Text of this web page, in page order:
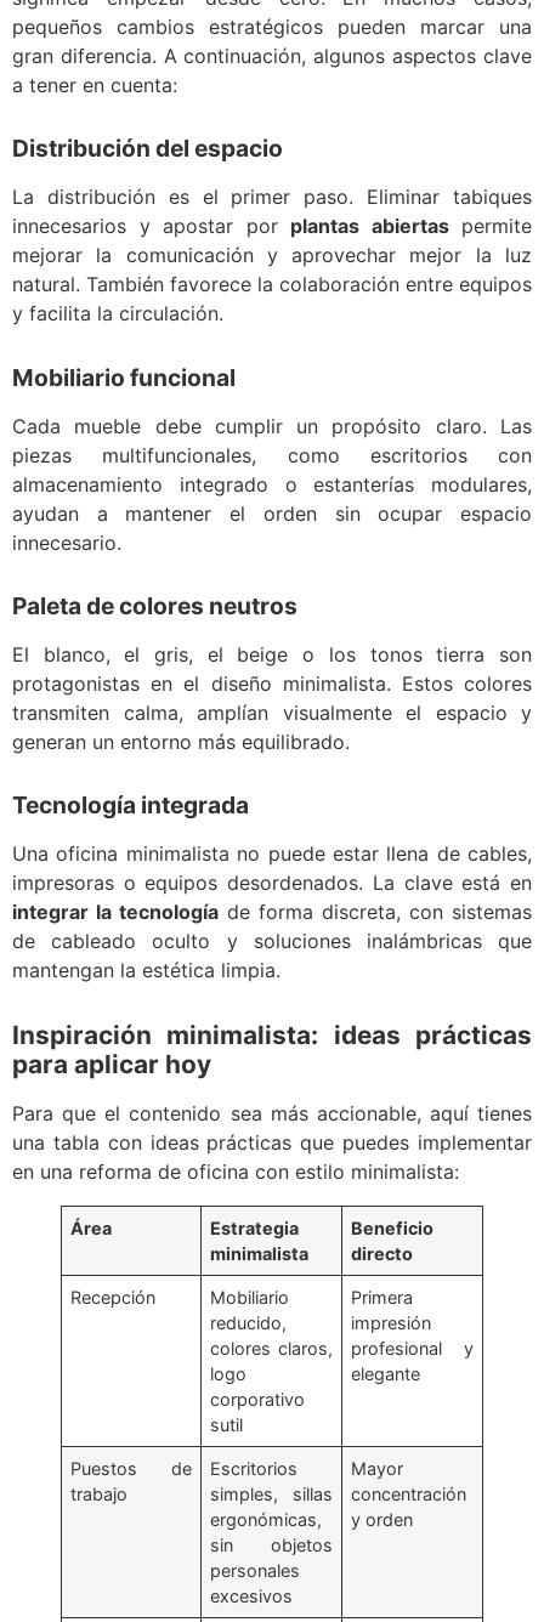
pequeños cambios estratégicos pueden marcar una
gran diferencia. A continuación, algunos aspectos clave
a tener en cuenta:
Distribución del espacio
La distribución es el primer paso. Eliminar tabiques
innecesarios y apostar por plantas abiertaspermite
mejorar la comunicación y aprovechar mejor la luz
natural. También favorece la colaboración entre equipos
y facilita la circulación.
Mobiliario funcional
Cada mueble debe cumplir un propósito claro. Las
piezas multifuncionales, como escritorios con
almacenamiento integrado o estanterías modulares,
ayudan a mantener el orden sin ocupar espacio
innecesario.
Paleta de colores neutros
El blanco, el gris, el beige o los tonos tierra son
protagonistas en el diseño minimalista. Estos colores
transmiten calma, amplían visualmente el espacio y
generan un entorno más equilibrado.
Tecnología integrada
Una oficina minimalista no puede estar llena de cables,
impresoras o equipos desordenados. La clave está en
integrar la tecnología de forma discreta, con sistemas
de cableado oculto y soluciones inalámbricas que
mantengan la estética limpia.
Inspiración minimalista: ideas prácticas
para aplicar hoy
Para que el contenido sea más accionable, aquí tienes
una tabla con ideas prácticas que puedes implementar
en una reforma de oficina con estilo minimalista:
Área
Estrategia
minimalista
Beneficio
directo
Recepción
Mobiliario
reducido,
colores claros,
logo
corporativo
sutil
Primera
impresión
profesional y
elegante
Puestos de
trabajo
Escritorios
simples, sillas
ergonómicas,
sin objetos
personales
excesivos
Mayor
concentración
y orden